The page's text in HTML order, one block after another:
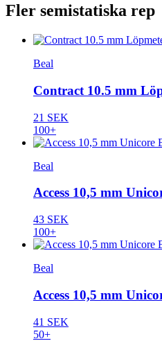
Fler semistatiska rep
Beal
Contract 10.5 mm
21 SEK
100+
Beal
Access 10,5 mm
43 SEK
100+
Beal
Access 10,5 mm
41 SEK
50+